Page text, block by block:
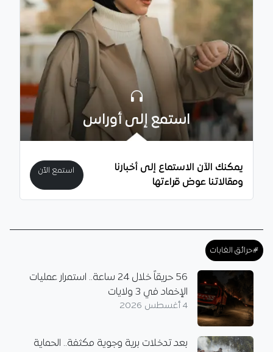
استمع إلى أوراس
يمكنك الآن الاستماع إلى أخبارنا
ومقالاتنا عوض قراءتها
استمع الآن
#حرائق الغابات
56 حريقاً خلال 24 ساعة.. استمرار عمليات
الإخماد في 3 ولايات
4 أغسطس 2026
بعد تدخلات برية وجوية مكثفة.. الحماية